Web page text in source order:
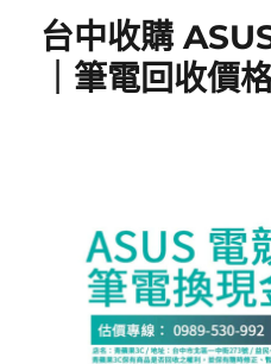
台中收購
｜筆電回收價